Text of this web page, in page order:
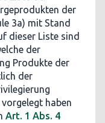
der
3a) mit Stand
dieser Liste sind
der
Produkte der
der
vorgelegt haben
Art. 1 Abs. 4